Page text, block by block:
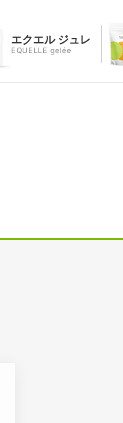
エクエル ジュレ
EQUELLE gelée